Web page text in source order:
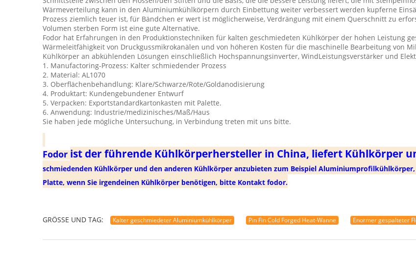
Wärmeverteilung kann in den Aluminiumkühlkörpern durch Einbettung weiter verbessert werden kupferne
Prozess ziemlich teuer ist, für Bändchen er wert ist möglicherweise, Verdrängung mit einem Querschnitt zu
Volumen sterben Form ist eine gute Alternative.
Fodor hat Erfahrungen in den Produktionstechniken für kalten geschmiedeten Kühlkörper der hohen Leistung
Wärmeleitfähigkeit von Druckgussmikrokanälen und von höheren Kosten für die maschinelle Bearbeitung von
Kühlkörper an abkühlenden Lösungen einschließlich Hochspannungsinverter, WindLeistungsverstärker und
1. Manufactoring-Prozess: Kalter schmiedender Prozess
2. Material: AL1070
3. Oberflächenbehandlung: Klare/Schwarze/Rote/Goldanodisierung
4. Produktart: Kundengebundener Entwurf
5. Verpacken: Exportstandardkartonkasten mit Palette.
6. Anwendung: Industrie/medizinisches/Maß/Haus
Sie haben jede mögliche Untersuchung, in Verbindung treten mit uns bitte.
Fodorist der führende Kühlkörperhersteller in China, liefert Kühlkörper
schmiedenden Kühlkörper und den anderen Kühlkörper anzubieten zum Beispiel
Platte, wenn Sie irgendeinen Kühlkörper benötigen, bitte Kontakt fodor.
GRÖSSE UND TAG: Kalter geschmiedeter Aluminiumkühlkörper Pin Fin Cold Forged Heat-Wanne Enormer gespalteter